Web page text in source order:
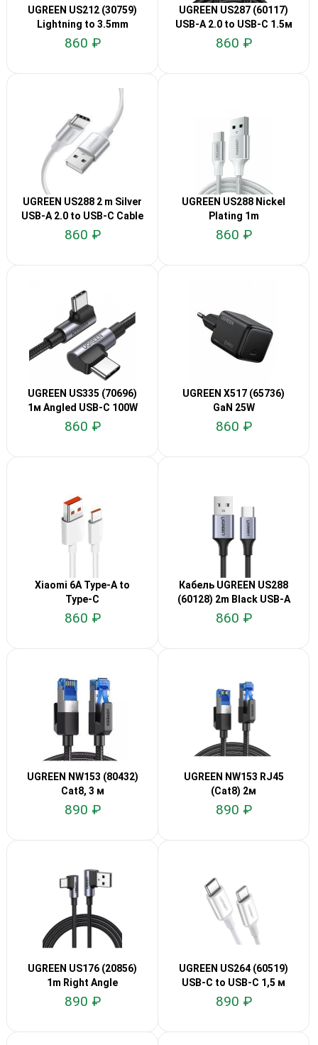
UGREEN US212 (30759)
Lightning to 3.5mm
860 ₽
UGREEN US287 (60117)
USB-A 2.0 to USB-C 1.5м
860 ₽
UGREEN US288 2 m Silver
USB-A 2.0 to USB-C Cable
860 ₽
UGREEN US288 Nickel
Plating 1m
860 ₽
UGREEN US335 (70696)
1м Angled USB-C 100W
860 ₽
UGREEN X517 (65736)
GaN 25W
860 ₽
Xiaomi 6A Type-A to
Type-C
860 ₽
Кабель UGREEN US288
(60128) 2m Black USB-A
2.0 to
860 ₽
UGREEN NW153 (80432)
Cat8, 3 м
890 ₽
UGREEN NW153 RJ45
(Cat8) 2м
890 ₽
UGREEN US176 (20856)
1m Right Angle
890 ₽
UGREEN US264 (60519)
USB-C to USB-C 1,5 м
890 ₽